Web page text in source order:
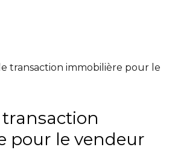
transaction
pour le vendeur